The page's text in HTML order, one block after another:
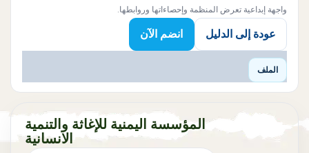
واجهة إبداعية تعرض المنظمة وإحصاءاتها وروابطها.
عودة إلى الدليل انضم الآن
الملف
المؤسسة اليمنية للإغاثة والتنمية
الانسانية